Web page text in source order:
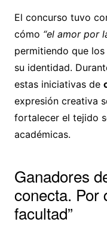
El concurso tuvo
cómo “el amor por
permitiendo que
su identidad.
estas iniciativas de
expresión creativa
fortalecer el tejido
académicas.
Ganadores
conecta. Por
facultad”